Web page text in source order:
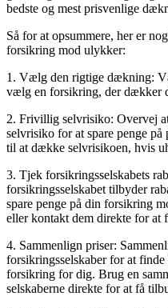
bedste og mest prisvenlige
Så for at opsummere, her er
forsikring mod ulykker:
1. Vælg den rigtige dækning:
vælg en forsikring, der dækker
2. Frivillig selvrisiko: Overvej
selvrisiko for at spare penge
til at dække selvrisikoen, hvis
3. Tjek forsikringsselskabets
forsikringsselskabet tilbyder
spare penge på din forsikring
eller kontakt dem direkte for at
4. Sammenlign priser:
forsikringsselskaber for at
forsikring for dig. Brug en
selskaberne direkte for at få